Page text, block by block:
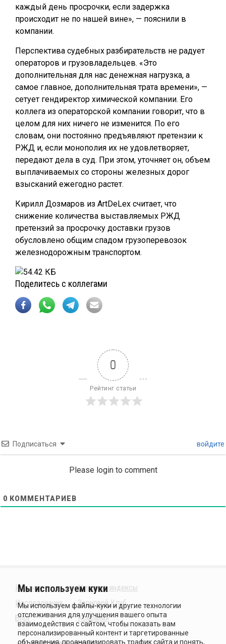
каждый день просрочки, если задержка
происходит не по нашей вине», — пояснили в
компании.
Перспектива судебных разбирательств не радует
операторов и грузовладельцев. «Это
дополнительная для нас денежная нагрузка, а
самое главное, дополнительная трата времени», —
сетует гендиректор химической компании. Его
коллега из операторской компании говорит, что в
целом для них ничего не изменится. По его
словам, они постоянно предъявляют претензии к
РЖД и, если монополия их не удовлетворяет,
передают дела в суд. При этом, уточняет он, объем
выплачиваемых со стороны железных дорог
взысканий ежегодно растет.
Кирилл Дозмаров из ArtDeLex считает, что
снижение количества выставляемых РЖД
претензий за просрочку доставки грузов
обусловлено общим спадом грузоперевозок
железнодорожным транспортом.
Поделитесь с коллегами
0
Рейтинг статьи
Подписаться войдите
Please login to comment
0 КОММЕНТАРИЕВ
Издания
Исследования
Блог
Ценовые индексы
Зерновой Клуб
Компания